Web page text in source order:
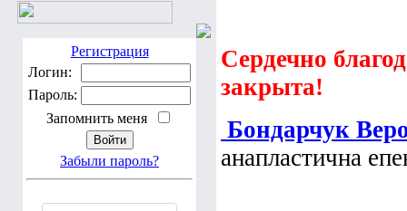
Регистрация
Логин:
Пароль:
Запомнить меня
Забыли пароль?
Сердечно
закрыта!
Бондарчук
анапластична